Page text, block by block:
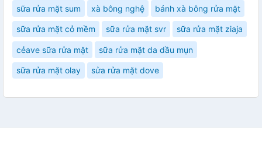
sữa rửa mặt sum xà bông nghệ bánh xà bông rửa mặt
sữa rửa mặt cỏ mềm sữa rửa mặt svr sữa rửa mặt ziaja
cẻave sữa rửa mặt sữa rửa mặt da dầu mụn
sữa rửa mặt olay sửa rửa mặt dove